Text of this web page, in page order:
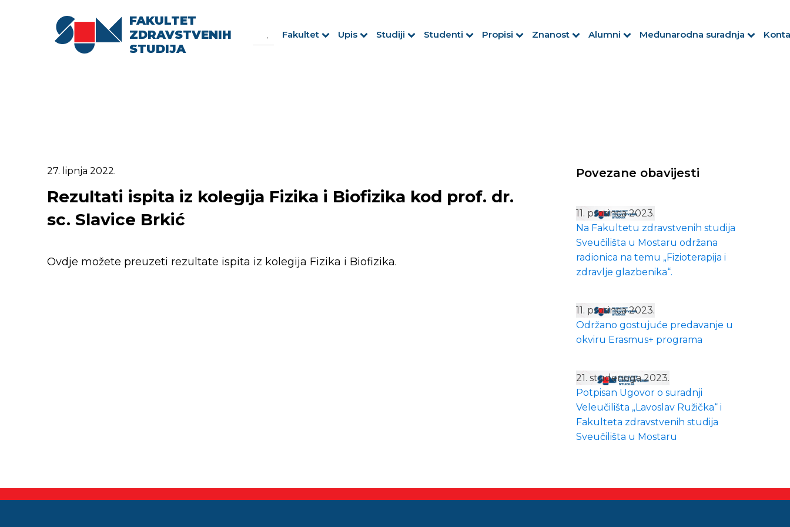
FAKULTET
ZDRAVSTVENIH
STUDIJA
for:
Fakultet Upis Studiji Studenti Propisi Znanost Alumni Međunarodna suradnja
27. lipnja 2022.
Rezultati ispita iz kolegija Fizika i Biofizika kod prof. dr.
sc. Slavice Brkić
Ovdje možete preuzeti rezultate ispita iz kolegija Fizika i Biofizika.
Povezane obavijesti
11. prosinca 2023.
Na Fakultetu zdravstvenih studija
Sveučilišta u Mostaru održana
radionica na temu „Fizioterapija i
zdravlje glazbenika“.
11. prosinca 2023.
Održano gostujuće predavanje u
okviru Erasmus+ programa
21. studenoga 2023.
Potpisan Ugovor o suradnji
Veleučilišta „Lavoslav Ružička“ i
Fakulteta zdravstvenih studija
Sveučilišta u Mostaru